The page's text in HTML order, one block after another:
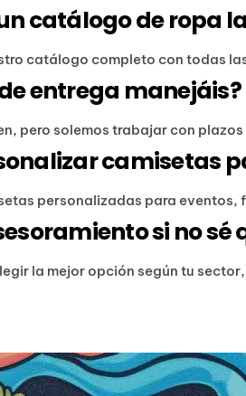
catálogo de ropa
catálogo completo con todas
entrega manejáis?
pero solemos trabajar con
camisetas
personalizadas para
si no sé
la mejor opción según tu